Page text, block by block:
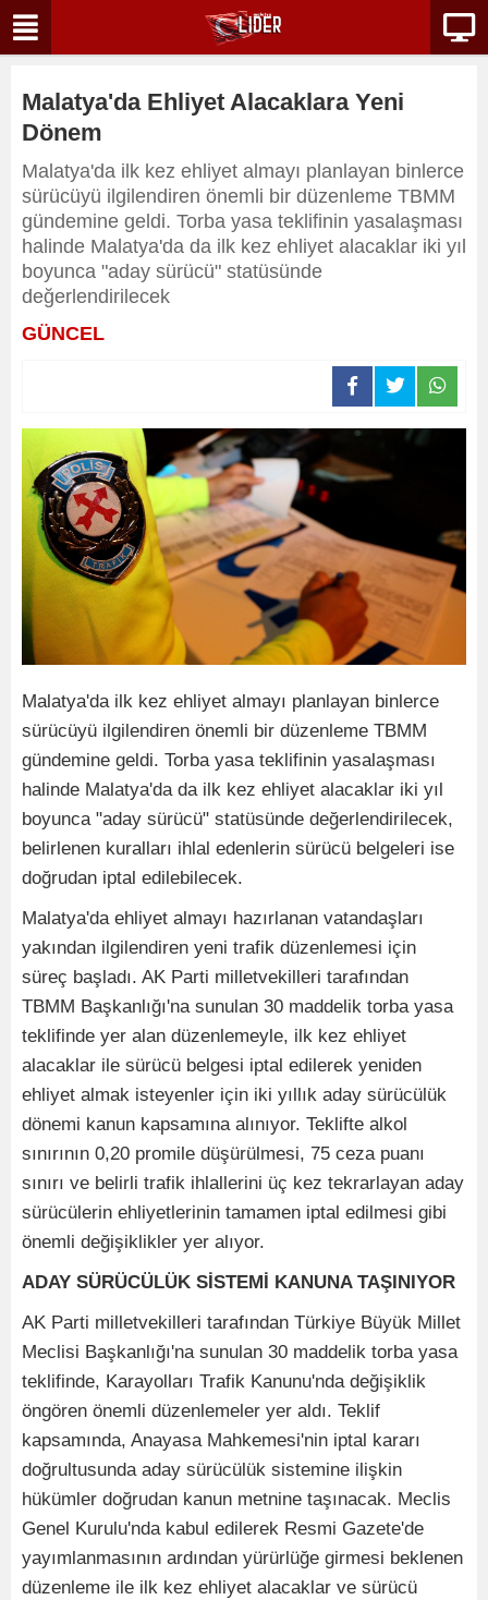
Malatya'da Ehliyet Alacaklara Yeni
Dönem
Malatya'da ilk kez ehliyet almayı planlayan binlerce
sürücüyü ilgilendiren önemli bir düzenleme TBMM
gündemine geldi. Torba yasa teklifinin yasalaşması
halinde Malatya'da da ilk kez ehliyet alacaklar iki yıl
boyunca "aday sürücü" statüsünde
değerlendirilecek
GÜNCEL
Malatya'da ilk kez ehliyet almayı planlayan binlerce
sürücüyü ilgilendiren önemli bir düzenleme TBMM
gündemine geldi. Torba yasa teklifinin yasalaşması
halinde Malatya'da da ilk kez ehliyet alacaklar iki yıl
boyunca "aday sürücü" statüsünde değerlendirilecek,
belirlenen kuralları ihlal edenlerin sürücü belgeleri ise
doğrudan iptal edilebilecek.
Malatya'da ehliyet almayı hazırlanan vatandaşları
yakından ilgilendiren yeni trafik düzenlemesi için
süreç başladı. AK Parti milletvekilleri tarafından
TBMM Başkanlığı'na sunulan 30 maddelik torba yasa
teklifinde yer alan düzenlemeyle, ilk kez ehliyet
alacaklar ile sürücü belgesi iptal edilerek yeniden
ehliyet almak isteyenler için iki yıllık aday sürücülük
dönemi kanun kapsamına alınıyor. Teklifte alkol
sınırının 0,20 promile düşürülmesi, 75 ceza puanı
sınırı ve belirli trafik ihlallerini üç kez tekrarlayan aday
sürücülerin ehliyetlerinin tamamen iptal edilmesi gibi
önemli değişiklikler yer alıyor.
ADAY SÜRÜCÜLÜK SİSTEMİ KANUNA TAŞINIYOR
AK Parti milletvekilleri tarafından Türkiye Büyük Millet
Meclisi Başkanlığı'na sunulan 30 maddelik torba yasa
teklifinde, Karayolları Trafik Kanunu'nda değişiklik
öngören önemli düzenlemeler yer aldı. Teklif
kapsamında, Anayasa Mahkemesi'nin iptal kararı
doğrultusunda aday sürücülük sistemine ilişkin
hükümler doğrudan kanun metnine taşınacak. Meclis
Genel Kurulu'nda kabul edilerek Resmi Gazete'de
yayımlanmasının ardından yürürlüğe girmesi beklenen
düzenleme ile ilk kez ehliyet alacaklar ve sürücü